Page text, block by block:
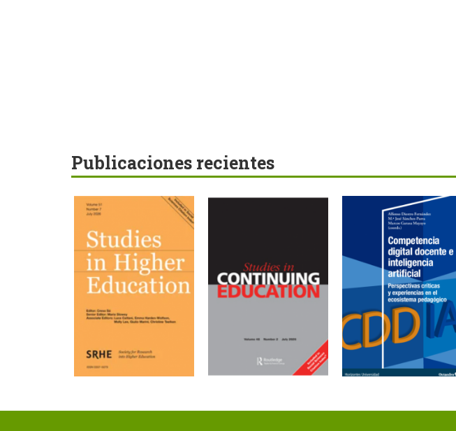
Publicaciones recientes